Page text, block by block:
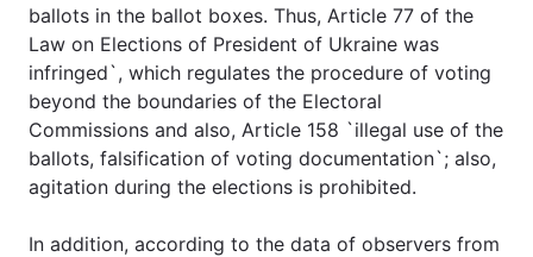
Україна Політика
Економіка Світ
Спорт Наука
Техно і зв'язок Лайт
ballots in the ballot boxes. Thus, Article 77 of the
Law on Elections of President of Ukraine was
infringed`, which regulates the procedure of voting
beyond the boundaries of the Electoral
Commissions and also, Article 158 `illegal use of the
ballots, falsification of voting documentation`; also,
agitation during the elections is prohibited.
In addition, according to the data of observers from